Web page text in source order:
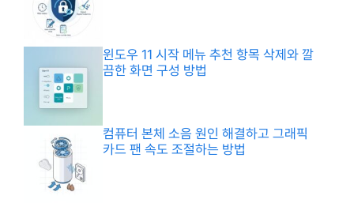
윈도우 11 시작 메뉴 추천 항목 삭제와 깔
끔한 화면 구성 방법
컴퓨터 본체 소음 원인 해결하고 그래픽
카드 팬 속도 조절하는 방법